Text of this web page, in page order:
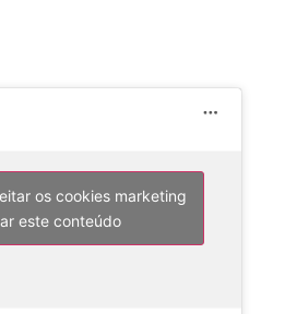
os cookies marketing
este conteúdo